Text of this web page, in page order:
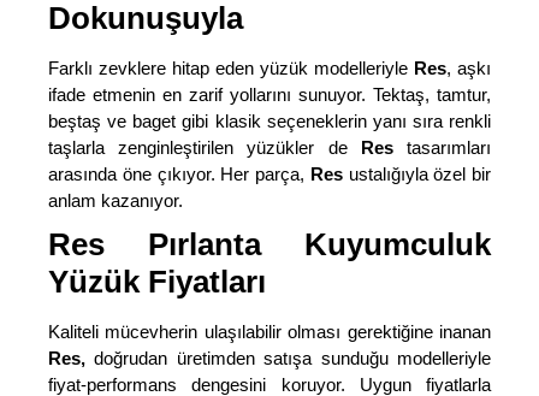
Dokunuşuyla
Farklı zevklere hitap eden yüzük modelleriyle Res, aşkı
ifade etmenin en zarif yollarını sunuyor. Tektaş, tamtur,
beştaş ve baget gibi klasik seçeneklerin yanı sıra renkli
taşlarla zenginleştirilen yüzükler de Restasarımları
arasında öne çıkıyor. Her parça, Res ustalığıyla özel bir
anlam kazanıyor.
Res Pırlanta Kuyumculuk
Yüzük Fiyatları
Kaliteli mücevherin ulaşılabilir olması gerektiğine inanan
Res, doğrudan üretimden satışa sunduğu modelleriyle
fiyat-performans dengesini koruyor. Uygun fiyatlarla